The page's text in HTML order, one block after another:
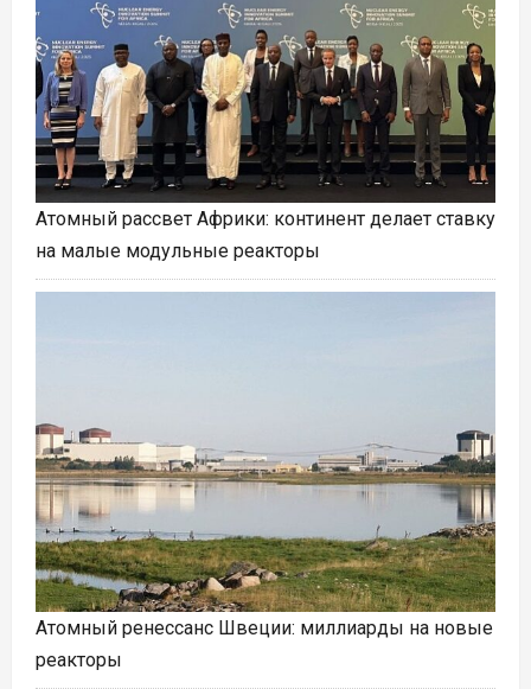
Атомный рассвет Африки: континент делает ставку
на малые модульные реакторы
Атомный ренессанс Швеции: миллиарды на новые
реакторы